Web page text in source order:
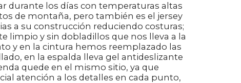
durante los días con temperaturas altas
de montaña, pero también es el jersey
a su construcción reduciendo costuras;
limpio y sin dobladillos que nos lleva a la
y en la cintura hemos reemplazado las
en la espalda lleva gel antideslizante
quede en el mismo sitio, ya que
atención a los detalles en cada punto,